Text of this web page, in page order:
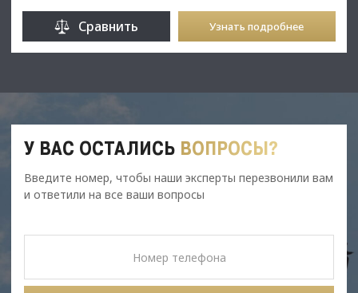
Сравнить Узнать подробнее
У ВАС ОСТАЛИСЬ ВОПРОСЫ?
Введите номер, чтобы наши эксперты перезвонили вам
и ответили на все ваши вопросы